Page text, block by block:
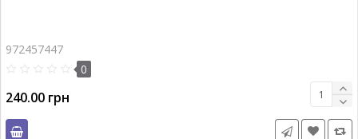
972457447
0
240.00 грн